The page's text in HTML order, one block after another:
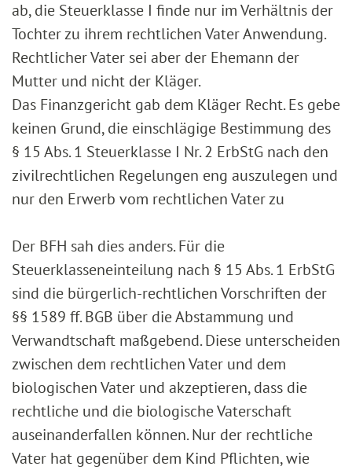
ab, die Steuerklasse I finde nur im Verhältnis der
Tochter zu ihrem rechtlichen Vater Anwendung.
Rechtlicher Vater sei aber der Ehemann der
Mutter und nicht der Kläger.
Das Finanzgericht gab dem Kläger Recht. Es gebe
keinen Grund, die einschlägige Bestimmung des
§ 15 Abs. 1 Steuerklasse I Nr. 2 ErbStG nach den
zivilrechtlichen Regelungen eng auszulegen und
nur den Erwerb vom rechtlichen Vater zu
Der BFH sah dies anders. Für die
Steuerklasseneinteilung nach § 15 Abs. 1 ErbStG
sind die bürgerlich-rechtlichen Vorschriften der
§§ 1589 ff. BGB über die Abstammung und
Verwandtschaft maßgebend. Diese unterscheiden
zwischen dem rechtlichen Vater und dem
biologischen Vater und akzeptieren, dass die
rechtliche und die biologische Vaterschaft
auseinanderfallen können. Nur der rechtliche
Vater hat gegenüber dem Kind Pflichten, wie